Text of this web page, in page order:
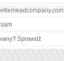
Sprawdź